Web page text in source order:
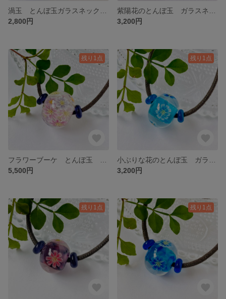
2,800円
3,200円
残り1点
5,500円
残り1点
3,200円
残り1点 残り1点